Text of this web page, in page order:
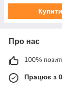
Купити
Про нас
100%
Працює з